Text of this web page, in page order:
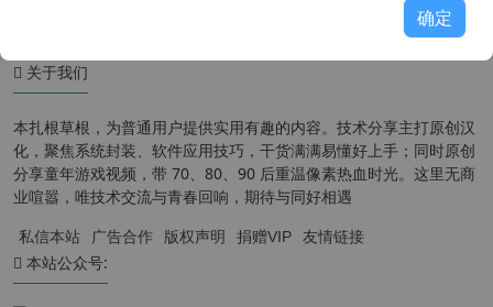
关于我们
本扎根草根，为普通用户提供实用有趣的内容。技术分享主打原创汉
化，聚焦系统封装、软件应用技巧，干货满满易懂好上手；同时原创
分享童年游戏视频，带 70、80、90 后重温像素热血时光。这里无商
业喧嚣，唯技术交流与青春回响，期待与同好相遇
私信本站 广告合作 版权声明 捐赠VIP 友情链接
本站公众号:
确定